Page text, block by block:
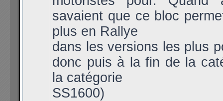
savaient que ce bloc
plus en Rallye
dans les versions les plus
donc puis à la fin de la
la catégorie
SS1600)